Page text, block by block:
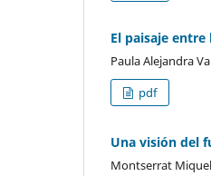
El paisaje
Paula Alejandra
pdf
Una visión del
Montserrat